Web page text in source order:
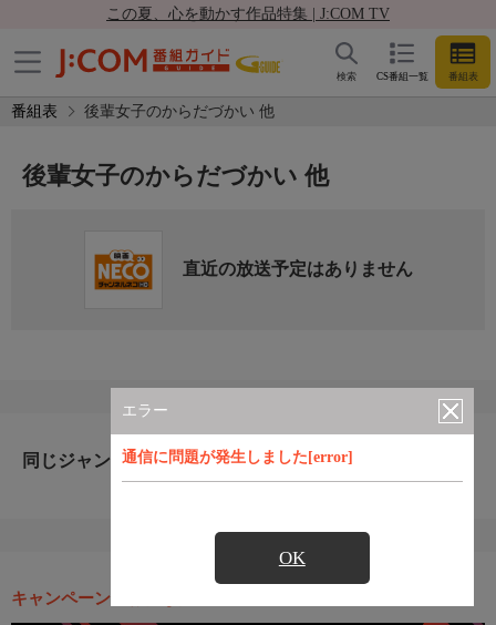
この夏、心を動かす作品特集 | J:COM TV
CS番組一覧 番組表
検索
番組表 後輩女子のからだづかい 他
エラー
通信に問題が発生しました[error]
OK
後輩女子のからだづかい 他
直近の放送予定はありません
同じジャンルのおすすめ番組
キャンペーン・お得な情報